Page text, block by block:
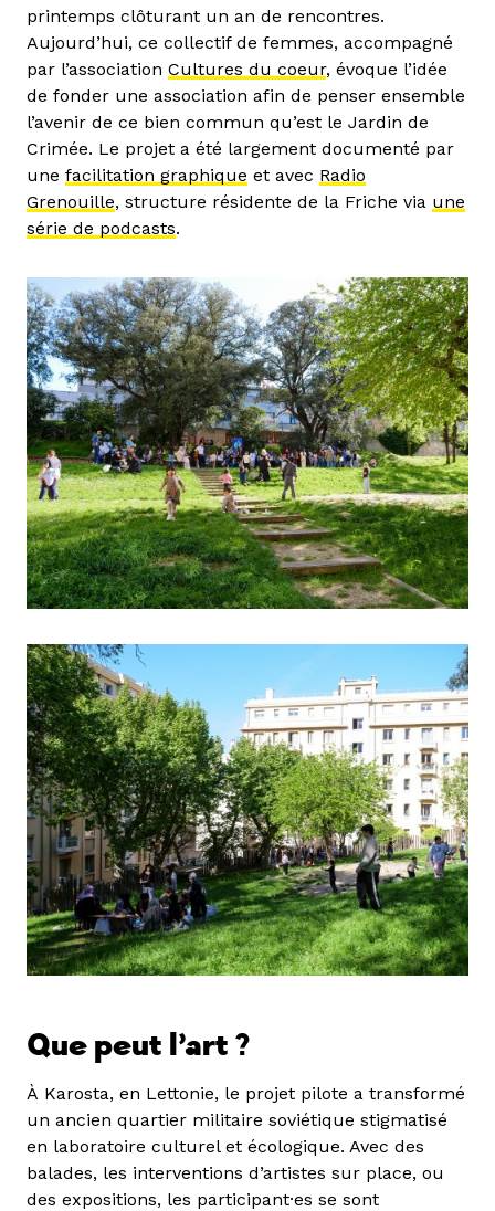
printemps clôturant un an de rencontres.
Aujourd’hui, ce collectif de femmes, accompagné
par l’association Cultures du coeur, évoque l’idée
de fonder une association afin de penser ensemble
l’avenir de ce bien commun qu’est le Jardin de
Crimée. Le projet a été largement documenté par
une facilitation graphique et avec Radio
Grenouille, structure résidente de la Friche via une
série de podcasts.
Que peut l’art ?
À Karosta, en Lettonie, le projet pilote a transformé
un ancien quartier militaire soviétique stigmatisé
en laboratoire culturel et écologique. Avec des
balades, les interventions d’artistes sur place, ou
des expositions, les participant·es se sont